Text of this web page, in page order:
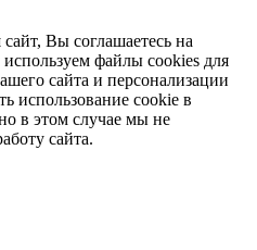
Вы соглашаетесь на
файлы cookies для
сайта и персонализации
использование cookie в
в этом случае мы не
сайта.